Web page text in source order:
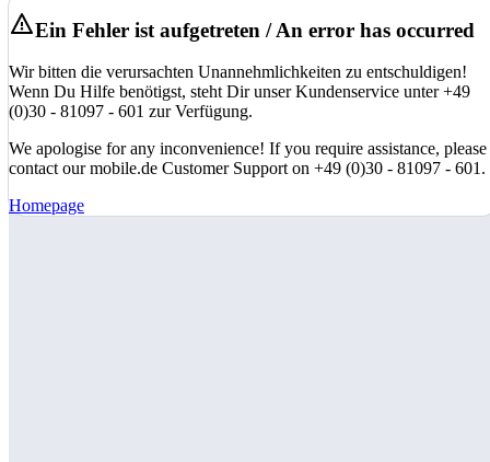
Ein Fehler ist aufgetreten / An error has occurred
Wir bitten die verursachten Unannehmlichkeiten zu entschuldigen!
Wenn Du Hilfe benötigst, steht Dir unser Kundenservice unter +49
(0)30 - 81097 - 601 zur Verfügung.
We apologise for any inconvenience! If you require assistance, please
contact our mobile.de Customer Support on +49 (0)30 - 81097 - 601.
Homepage